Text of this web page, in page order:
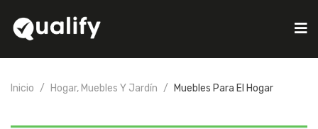
Inicio Hogar, Muebles Y Jardín Muebles Para El Hogar